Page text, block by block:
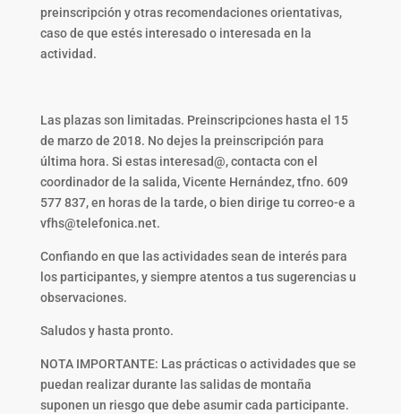
preinscripción y otras recomendaciones orientativas,
caso de que estés interesado o interesada en la
actividad.
Las plazas son limitadas. Preinscripciones hasta el 15
de marzo de 2018. No dejes la preinscripción para
última hora. Si estas interesad@, contacta con el
coordinador de la salida, Vicente Hernández, tfno. 609
577 837, en horas de la tarde, o bien dirige tu correo-e a
vfhs@telefonica.net.
Confiando en que las actividades sean de interés para
los participantes, y siempre atentos a tus sugerencias u
observaciones.
Saludos y hasta pronto.
NOTA IMPORTANTE: Las prácticas o actividades que se
puedan realizar durante las salidas de montaña
suponen un riesgo que debe asumir cada participante.